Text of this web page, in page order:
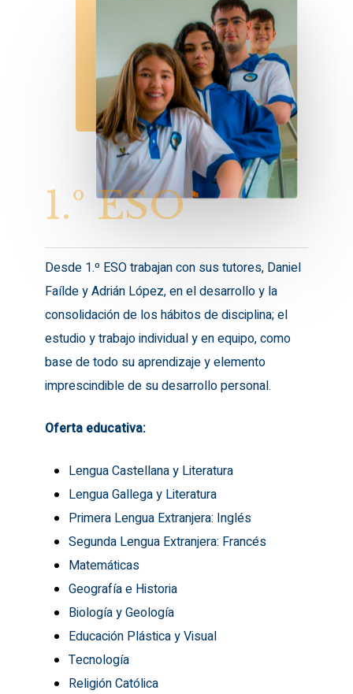
1.º ESO
Desde 1.º ESO trabajan con sus tutores, Daniel
Faílde y Adrián López, en el desarrollo y la
consolidación de los hábitos de disciplina; el
estudio y trabajo individual y en equipo, como
base de todo su aprendizaje y elemento
imprescindible de su desarrollo personal.
Oferta educativa:
Lengua Castellana y Literatura
Lengua Gallega y Literatura
Primera Lengua Extranjera: Inglés
Segunda Lengua Extranjera: Francés
Matemáticas
Geografía e Historia
Biología y Geología
Educación Plástica y Visual
Tecnología
Religión Católica